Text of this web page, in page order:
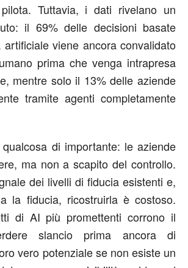
Tuttavia, i dati rivelano un
il 69% delle decisioni basate
artificiale viene ancora convalidato
prima che venga intrapresa
mentre solo il 13% delle aziende
tramite agenti completamente
di importante: le aziende
ma non a scapito del controllo.
dei livelli di fiducia esistenti e,
la fiducia, ricostruirla è costoso.
di AI più promettenti corrono il
slancio prima ancora di
vero potenziale se non esiste un